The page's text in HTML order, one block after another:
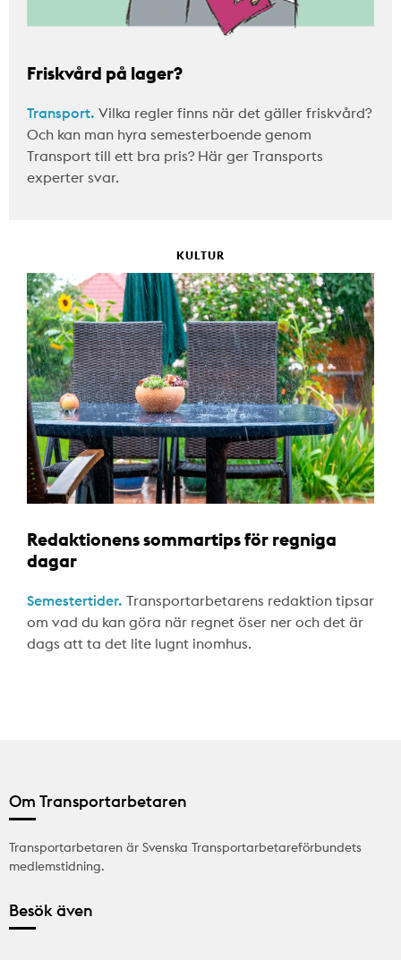
Friskvård på lager?
Transport. Vilka regler finns när det gäller friskvård?
Och kan man hyra semesterboende genom
Transport till ett bra pris? Här ger Transports
experter svar.
KULTUR
Redaktionens sommartips för regniga
dagar
Semestertider. Transportarbetarens redaktion tipsar
om vad du kan göra när regnet öser ner och det är
dags att ta det lite lugnt inomhus.
Om Transportarbetaren
Transportarbetaren är Svenska Transportarbetareförbundets
medlemstidning.
Besök även